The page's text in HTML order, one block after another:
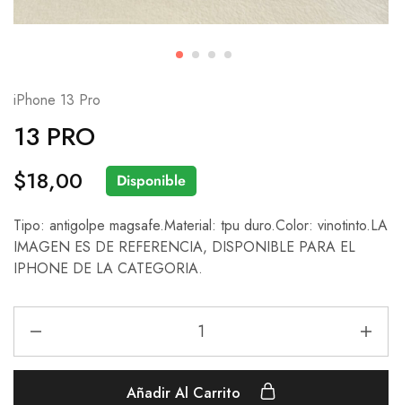
iPhone 13 Pro
13 PRO
$18,00 Disponible
Tipo: antigolpe magsafe.Material: tpu duro.Color: vinotinto.LA
IMAGEN ES DE REFERENCIA, DISPONIBLE PARA EL
IPHONE DE LA CATEGORIA.
Añadir Al Carrito